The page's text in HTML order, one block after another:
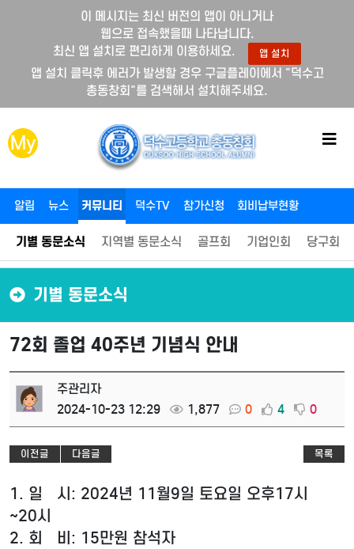
이 메시지는 최신 버전의 앱이 아니거나
웹으로 접속했을때 나타납니다.
최신 앱 설치로 편리하게 이용하세요.
앱 설치
앱 설치 클릭후 에러가 발생할 경우 구글플레이에서 "덕수고
총동창회"를 검색해서 설치해주세요.
My 메
튼
알림 뉴스 커뮤니티 덕수TV 참가신청 회비납부현황
기별 동문소식 지역별 동문소식 골프회 기업인회 당구회
기별 동문소식
72회 졸업 40주년 기념식 안내
주관리자
2024-10-23 12:29
1,877 0 4 0
이전글 다음글 목록
1. 일 시: 2024년 11월9일 토요일 오후17시
~20시
2. 회 비: 15만원 참석자